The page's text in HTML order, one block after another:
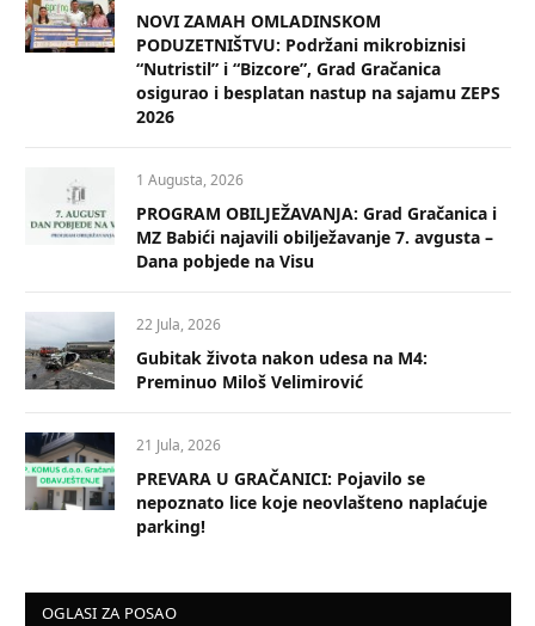
NOVI ZAMAH OMLADINSKOM
PODUZETNIŠTVU: Podržani mikrobiznisi
“Nutristil” i “Bizcore”, Grad Gračanica
osigurao i besplatan nastup na sajamu ZEPS
2026
1 Augusta, 2026
PROGRAM OBILJEŽAVANJA: Grad Gračanica i
MZ Babići najavili obilježavanje 7. avgusta –
Dana pobjede na Visu
22 Jula, 2026
Gubitak života nakon udesa na M4:
Preminuo Miloš Velimirović
21 Jula, 2026
PREVARA U GRAČANICI: Pojavilo se
nepoznato lice koje neovlašteno naplaćuje
parking!
OGLASI ZA POSAO